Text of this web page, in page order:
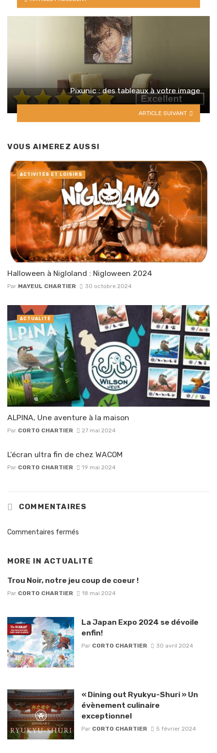
Pixunic : des tableaux à votre image
ARTICLE SUIVANT
VOUS AIMEREZ AUSSI
Halloween à Nigloland : Nigloween 2024
Par MAYEUL CHARTIER 30 octobre 2024
ACTIVITÉS ET LOISIRS
ALPINA, Une aventure à la maison
Par CORTO CHARTIER 27 mai 2024
ACTUALITÉ
L’écran ultra fin de chez WACOM
Par CORTO CHARTIER 19 mai 2024
COMMENTAIRES
Commentaires fermés
MORE IN ACTUALITÉ
Trou Noir, notre jeu coup de coeur !
Par CORTO CHARTIER 18 mai 2024
La Japan Expo 2024 se dévoile
enfin!
Par CORTO CHARTIER 30 avril 2024
« Dining out Ryukyu-Shuri » Un
évènement culinaire
exceptionnel
Par CORTO CHARTIER 5 février 2024